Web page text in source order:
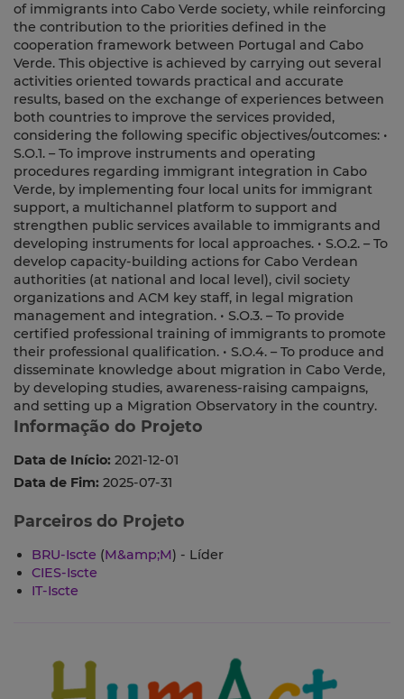
of immigrants into Cabo Verde society, while reinforcing
the contribution to the priorities defined in the
cooperation framework between Portugal and Cabo
Verde. This objective is achieved by carrying out several
activities oriented towards practical and accurate
results, based on the exchange of experiences between
both countries to improve the services provided,
considering the following specific objectives/outcomes: •
S.O.1. – To improve instruments and operating
procedures regarding immigrant integration in Cabo
Verde, by implementing four local units for immigrant
support, a multichannel platform to support and
strengthen public services available to immigrants and
developing instruments for local approaches. • S.O.2. – To
develop capacity-building actions for Cabo Verdean
authorities (at national and local level), civil society
organizations and ACM key staff, in legal migration
management and integration. • S.O.3. – To provide
certified professional training of immigrants to promote
their professional qualification. • S.O.4. – To produce and
disseminate knowledge about migration in Cabo Verde,
by developing studies, awareness-raising campaigns,
and setting up a Migration Observatory in the country.
Informação do Projeto
Data de Início: 2021-12-01
Data de Fim: 2025-07-31
Parceiros do Projeto
BRU-Iscte (M&amp;M) - Líder
CIES-Iscte
IT-Iscte